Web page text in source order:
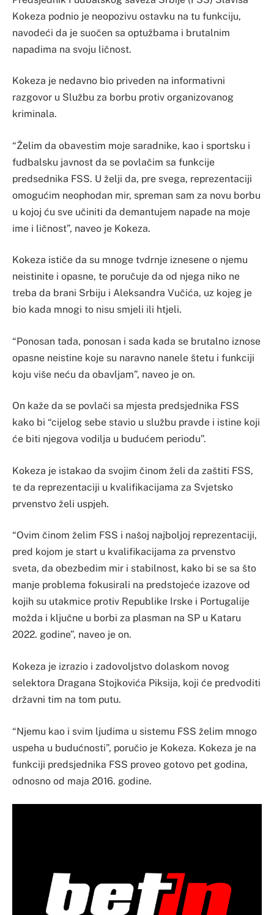
Kokeza podnio je neopozivu ostavku na tu funkciju,
navodeći da je suočen sa optužbama i brutalnim
napadima na svoju ličnost.
Kokeza je nedavno bio priveden na informativni
razgovor u Službu za borbu protiv organizovanog
kriminala.
“Želim da obavestim moje saradnike, kao i sportsku i
fudbalsku javnost da se povlačim sa funkcije
predsednika FSS. U želji da, pre svega, reprezentaciji
omogućim neophodan mir, spreman sam za novu borbu
u kojoj ću sve učiniti da demantujem napade na moje
ime i ličnost”, naveo je Kokeza.
Kokeza ističe da su mnoge tvdrnje iznesene o njemu
neistinite i opasne, te poručuje da od njega niko ne
treba da brani Srbiju i Aleksandra Vučića, uz kojeg je
bio kada mnogi to nisu smjeli ili htjeli.
“Ponosan tada, ponosan i sada kada se brutalno iznose
opasne neistine koje su naravno nanele štetu i funkciji
koju više neću da obavljam”, naveo je on.
On kaže da se povlači sa mjesta predsjednika FSS
kako bi “cijelog sebe stavio u službu pravde i istine koji
će biti njegova vodilja u budućem periodu”.
Kokeza je istakao da svojim činom želi da zaštiti FSS,
te da reprezentaciji u kvalifikacijama za Svjetsko
prvenstvo želi uspjeh.
“Ovim činom želim FSS i našoj najboljoj reprezentaciji,
pred kojom je start u kvalifikacijama za prvenstvo
sveta, da obezbedim mir i stabilnost, kako bi se sa što
manje problema fokusirali na predstojeće izazove od
kojih su utakmice protiv Republike Irske i Portugalije
možda i ključne u borbi za plasman na SP u Kataru
2022. godine”, naveo je on.
Kokeza je izrazio i zadovoljstvo dolaskom novog
selektora Dragana Stojkovića Piksija, koji će predvoditi
državni tim na tom putu.
“Njemu kao i svim ljudima u sistemu FSS želim mnogo
uspeha u budućnosti”, poručio je Kokeza. Kokeza je na
funkciji predsjednika FSS proveo gotovo pet godina,
odnosno od maja 2016. godine.